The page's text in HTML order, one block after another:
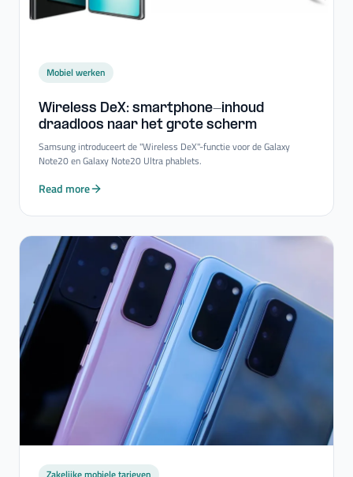
Mobiel werken
Wireless DeX: smartphone-​inhoud
draadloos naar het grote scherm
Samsung introduceert de "Wireless DeX"-functie voor de Galaxy
Note20 en Galaxy Note20 Ultra phablets.
Read more